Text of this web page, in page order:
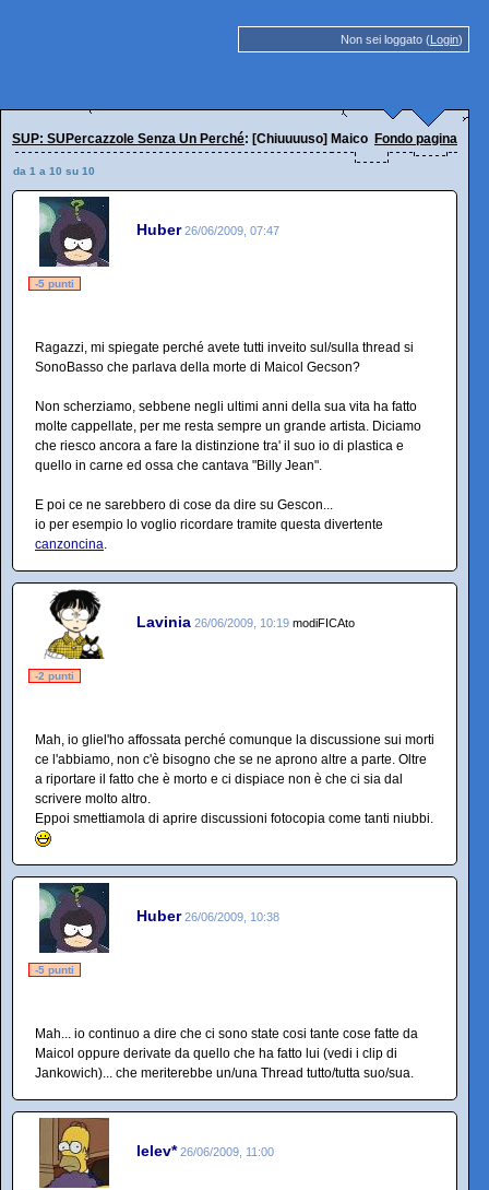
Non sei loggato (Login)
SUP: SUPercazzole Senza Un Perché: [Chiuuuuso] Maicol Gecson 2
Fondo pagina
da 1 a 10 su 10
Huber 26/06/2009, 07:47
-5 punti
Ragazzi, mi spiegate perché avete tutti inveito sul/sulla thread si
SonoBasso che parlava della morte di Maicol Gecson?
Non scherziamo, sebbene negli ultimi anni della sua vita ha fatto
molte cappellate, per me resta sempre un grande artista. Diciamo
che riesco ancora a fare la distinzione tra' il suo io di plastica e
quello in carne ed ossa che cantava "Billy Jean".
E poi ce ne sarebbero di cose da dire su Gescon...
io per esempio lo voglio ricordare tramite questa divertente
canzoncina.
Lavinia 26/06/2009, 10:19 modiFICAto
-2 punti
Mah, io gliel'ho affossata perché comunque la discussione sui morti
ce l'abbiamo, non c'è bisogno che se ne aprono altre a parte. Oltre
a riportare il fatto che è morto e ci dispiace non è che ci sia dal
scrivere molto altro.
Eppoi smettiamola di aprire discussioni fotocopia come tanti niubbi.
Huber 26/06/2009, 10:38
-5 punti
Mah... io continuo a dire che ci sono state cosi tante cose fatte da
Maicol oppure derivate da quello che ha fatto lui (vedi i clip di
Jankowich)... che meriterebbe un/una Thread tutto/tutta suo/sua.
lelev* 26/06/2009, 11:00